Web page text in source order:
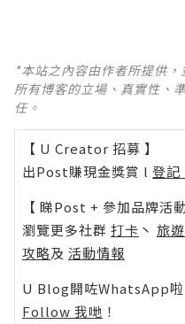
*本站之內容由作者所提供
所有博客的立場、真實性、
任。
【 U Creator 招募 】
出Post賺現金獎賞 l 登記
【 睇Post + 參加品牌活動
瀏覽更多社群 打卡 丶 旅遊
攻略及 活動情報
U Blog開咗WhatsApp啦
Follow 我哋 ！